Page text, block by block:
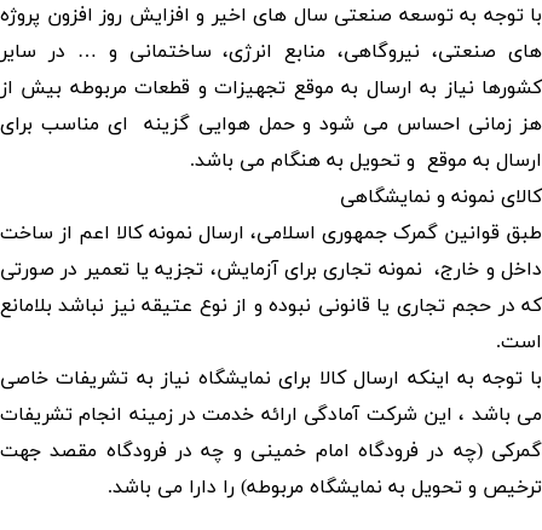
با توجه به توسعه صنعتی سال های اخیر و افزایش روز افزون پروژه
های صنعتی، نیروگاهی، منابع انرژی، ساختمانی و … در سایر
کشورها نیاز به ارسال به موقع تجهیزات و قطعات مربوطه بیش از
هز زمانی احساس می شود و حمل هوایی گزینه ای مناسب برای
ارسال به موقع و تحویل به هنگام می باشد.
کالای نمونه و نمایشگاهی
طبق قوانین گمرک جمهوری اسلامی، ارسال نمونه کالا اعم از ساخت
داخل و خارج، نمونه تجاری برای آزمایش، تجزیه یا تعمیر در صورتی
که در حجم تجاری یا قانونی نبوده و از نوع عتیقه نیز نباشد بلامانع
است.
با توجه به اینکه ارسال کالا برای نمایشگاه نیاز به تشریفات خاصی
می باشد ، این شرکت آمادگی ارائه خدمت در زمینه انجام تشریفات
گمرکی (چه در فرودگاه امام خمینی و چه در فرودگاه مقصد جهت
ترخیص و تحویل به نمایشگاه مربوطه) را دارا می باشد.